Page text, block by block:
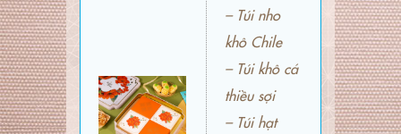
– Túi nho
khô Chile
– Túi khô cá
thiều sợi
– Túi hạt